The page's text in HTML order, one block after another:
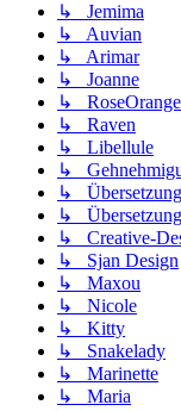
↳ Jemima
↳ Auvian
↳ Arimar
↳ Joanne
↳ RoseOrange
↳ Raven
↳ Libellule
↳
↳
↳
↳ Creative-
↳ Sjan Design
↳ Maxou
↳ Nicole
↳ Kitty
↳ Snakelady
↳ Marinette
↳ Maria